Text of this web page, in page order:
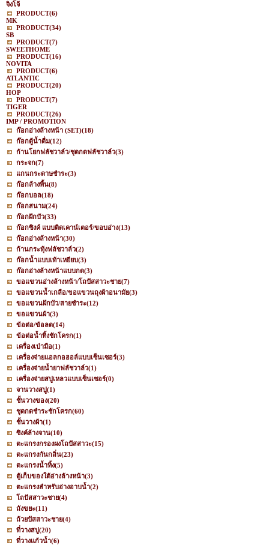
จิงโจ้
PRODUCT(6)
MK
PRODUCT(34)
SB
PRODUCT(7)
SWEETHOME
PRODUCT(16)
NOVITA
PRODUCT(6)
ATLANTIC
PRODUCT(20)
HOP
PRODUCT(7)
TIGER
PRODUCT(26)
IMP / PROMOTION
ก๊อกอ่างล้างหน้า (SET)(18)
ก๊อกตู้น้ำดื่ม(12)
ก้านโยกฟลัชวาล์ว/ชุดกดฟลัชวาล์ว(3)
กระจก(7)
แกนกระดาษชำระ(3)
ก๊อกล้างพื้น(8)
ก๊อกบอล(18)
ก๊อกสนาม(24)
ก๊อกฝักบัว(33)
ก๊อกซิงค์ แบบติดเคาน์เตอร์/ขอบอ่าง(13)
ก๊อกอ่างล้างหน้า(30)
ก้านกระทุ้งฟลัชวาล์ว(2)
ก๊อกน้ำแบบเท้าเหยียบ(3)
ก๊อกอ่างล้างหน้าแบบกด(3)
ขอแขวนอ่างล้างหน้า/โถปัสสาวะชาย(7)
ขอแขวนน้ำเกลือ/ขอแขวนถุงผ้าอนามัย(3)
ขอแขวนฝักบัว/สายชำระ(12)
ขอแขวนผ้า(3)
ข้อต่อ/ข้อลด(14)
ข้อต่อน้ำทิ้งชักโครก(1)
เครื่องเป่ามือ(1)
เครื่องจ่ายแอลกอฮอล์แบบเซ็นเซอร์(3)
เครื่องจ่ายน้ำยาฟลัชวาล์ว(1)
เครื่องจ่ายสบู่เหลวแบบเซ็นเซอร์(0)
จานวางสบู่(1)
ชั้นวางของ(20)
ชุดกดชำระชักโครก(60)
ชั้นวางผ้า(1)
ซิงค์ล้างจาน(10)
ตะแกรงกรองผงโถปัสสาวะ(15)
ตะแกรงกันกลิ่น(23)
ตะแกรงน้ำทิ้ง(5)
ตู้เก็บของใต้อ่างล้างหน้า(3)
ตะแกรงสำหรับอ่างอาบน้ำ(2)
โถปัสสาวะชาย(4)
ถังขยะ(11)
ถ้วยปัสสาวะชาย(4)
ที่วางสบู่(20)
ที่วางแก้วน้ำ(6)